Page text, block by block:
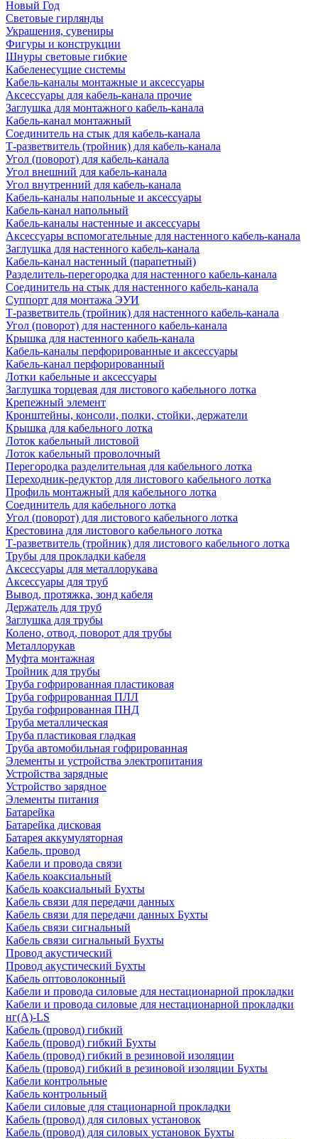
Новый Год
Световые гирлянды
Украшения, сувениры
Фигуры и конструкции
Шнуры световые гибкие
Кабеленесущие системы
Кабель-каналы монтажные и аксессуары
Аксессуары для кабель-канала прочие
Заглушка для монтажного кабель-канала
Кабель-канал монтажный
Соединитель на стык для кабель-канала
Т-разветвитель (тройник) для кабель-канала
Угол (поворот) для кабель-канала
Угол внешний для кабель-канала
Угол внутренний для кабель-канала
Кабель-каналы напольные и аксессуары
Кабель-канал напольный
Кабель-каналы настенные и аксессуары
Аксессуары вспомогательные для настенного кабель-канала
Заглушка для настенного кабель-канала
Кабель-канал настенный (парапетный)
Разделитель-перегородка для настенного кабель-канала
Соединитель на стык для настенного кабель-канала
Суппорт для монтажа ЭУИ
Т-разветвитель (тройник) для настенного кабель-канала
Угол (поворот) для настенного кабель-канала
Крышка для настенного кабель-канала
Кабель-каналы перфорированные и аксессуары
Кабель-канал перфорированный
Лотки кабельные и аксессуары
Заглушка торцевая для листового кабельного лотка
Крепежный элемент
Кронштейны, консоли, полки, стойки, держатели
Крышка для кабельного лотка
Лоток кабельный листовой
Лоток кабельный проволочный
Перегородка разделительная для кабельного лотка
Переходник-редуктор для листового кабельного лотка
Профиль монтажный для кабельного лотка
Соединитель для кабельного лотка
Угол (поворот) для листового кабельного лотка
Крестовина для листового кабельного лотка
Т-разветвитель (тройник) для листового кабельного лотка
Трубы для прокладки кабеля
Аксессуары для металлорукава
Аксессуары для труб
Вывод, протяжка, зонд кабеля
Держатель для труб
Заглушка для трубы
Колено, отвод, поворот для трубы
Металлорукав
Муфта монтажная
Тройник для трубы
Труба гофрированная пластиковая
Труба гофрированная ПЛЛ
Труба гофрированная ПНД
Труба металлическая
Труба пластиковая гладкая
Труба автомобильная гофрированная
Элементы и устройства электропитания
Устройства зарядные
Устройство зарядное
Элементы питания
Батарейка
Батарейка дисковая
Батарея аккумуляторная
Кабель, провод
Кабели и провода связи
Кабель коаксиальный
Кабель коаксиальный Бухты
Кабель связи для передачи данных
Кабель связи для передачи данных Бухты
Кабель связи сигнальный
Кабель связи сигнальный Бухты
Провод акустический
Провод акустический Бухты
Кабель оптоволоконный
Кабели и провода силовые для нестационарной прокладки
Кабели и провода силовые для нестационарной прокладки
нг(А)-LS
Кабель (провод) гибкий
Кабель (провод) гибкий Бухты
Кабель (провод) гибкий в резиновой изоляции
Кабель (провод) гибкий в резиновой изоляции Бухты
Кабели контрольные
Кабель контрольный
Кабели силовые для стационарной прокладки
Кабель (провод) для силовых установок
Кабель (провод) для силовых установок Бухты